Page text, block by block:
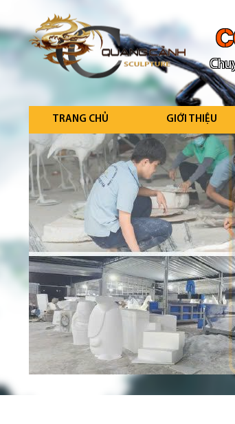
TRANG CHỦ GIỚI THIỆU